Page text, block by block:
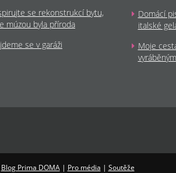
se rekonstrukcí bytu,
múzou byla příroda
se v garáži
Domácí
italské
Moje
Blog Prima DOMA| Pro média | Soutěže